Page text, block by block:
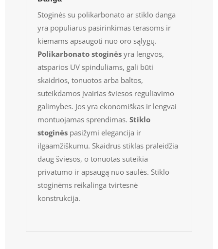
Stoginės su polikarbonato ar stiklo danga
yra populiarus pasirinkimas terasoms ir
kiemams apsaugoti nuo oro sąlygų.
Polikarbonato stoginėsyra lengvos,
atsparios UV spinduliams, gali būti
skaidrios, tonuotos arba baltos,
suteikdamos įvairias šviesos reguliavimo
galimybes. Jos yra ekonomiškas ir lengvai
montuojamas sprendimas. Stiklo
stoginėspasižymi elegancija ir
ilgaamžiškumu. Skaidrus stiklas praleidžia
daug šviesos, o tonuotas suteikia
privatumo ir apsaugą nuo saulės. Stiklo
stoginėms reikalinga tvirtesnė
konstrukcija.